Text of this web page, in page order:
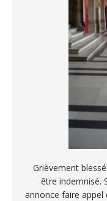
Grièvement
être indemnisé.
annonce faire appel